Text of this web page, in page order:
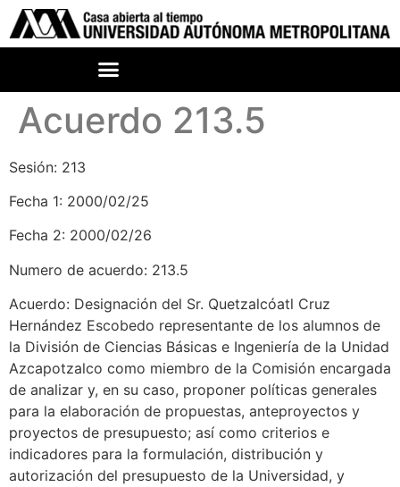
Acuerdo 213.5
Sesión: 213
Fecha 1: 2000/02/25
Fecha 2: 2000/02/26
Numero de acuerdo: 213.5
Acuerdo: Designación del Sr. Quetzalcóatl Cruz
Hernández Escobedo representante de los alumnos de
la División de Ciencias Básicas e Ingeniería de la Unidad
Azcapotzalco como miembro de la Comisión encargada
de analizar y, en su caso, proponer políticas generales
para la elaboración de propuestas, anteproyectos y
proyectos de presupuesto; así como criterios e
indicadores para la formulación, distribución y
autorización del presupuesto de la Universidad, y